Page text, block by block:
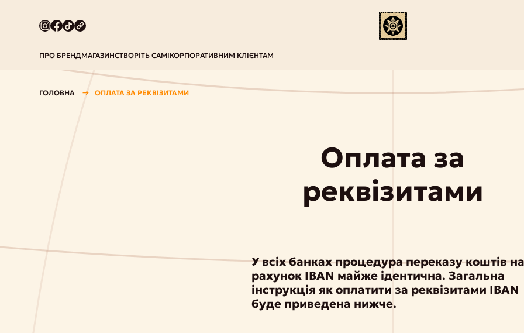
ПРО БРЕНДМАГАЗИНСТВОРІТЬ САМІКОРПОРАТИВНИМ КЛІЄНТАМ
ГОЛОВНА ОПЛАТА ЗА РЕКВІЗИТАМИ
Оплата за
реквізитами
У всіх банках процедура переказу коштів
рахунок IBAN майже ідентична. Загальна
інструкція як оплатити за реквізитами IBAN
буде приведена нижче.